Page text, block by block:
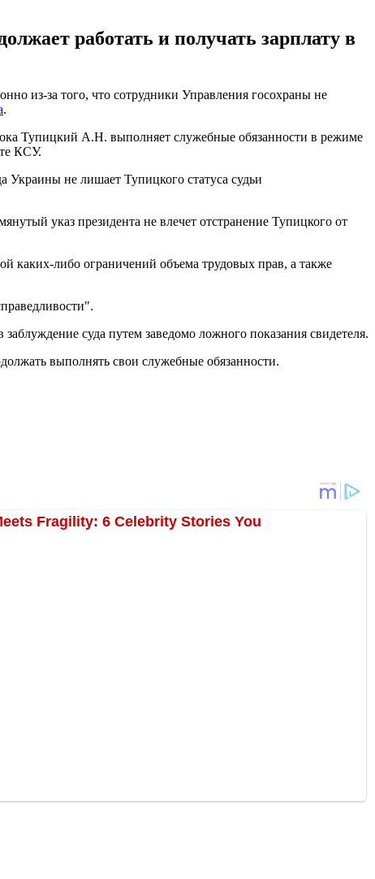
работать и получать зарплату в
из-за того, что сотрудники Управления госохраны не
.
Тупицкий А.Н. выполняет служебные обязанности в режиме
КСУ.
Украины не лишает Тупицкого статуса судьи
указ президента не влечет отстранение Тупицкого от
каких-либо ограничений объема трудовых прав, а также
заблуждение суда путем заведомо ложного показания свидетеля.
выполнять свои служебные обязанности.